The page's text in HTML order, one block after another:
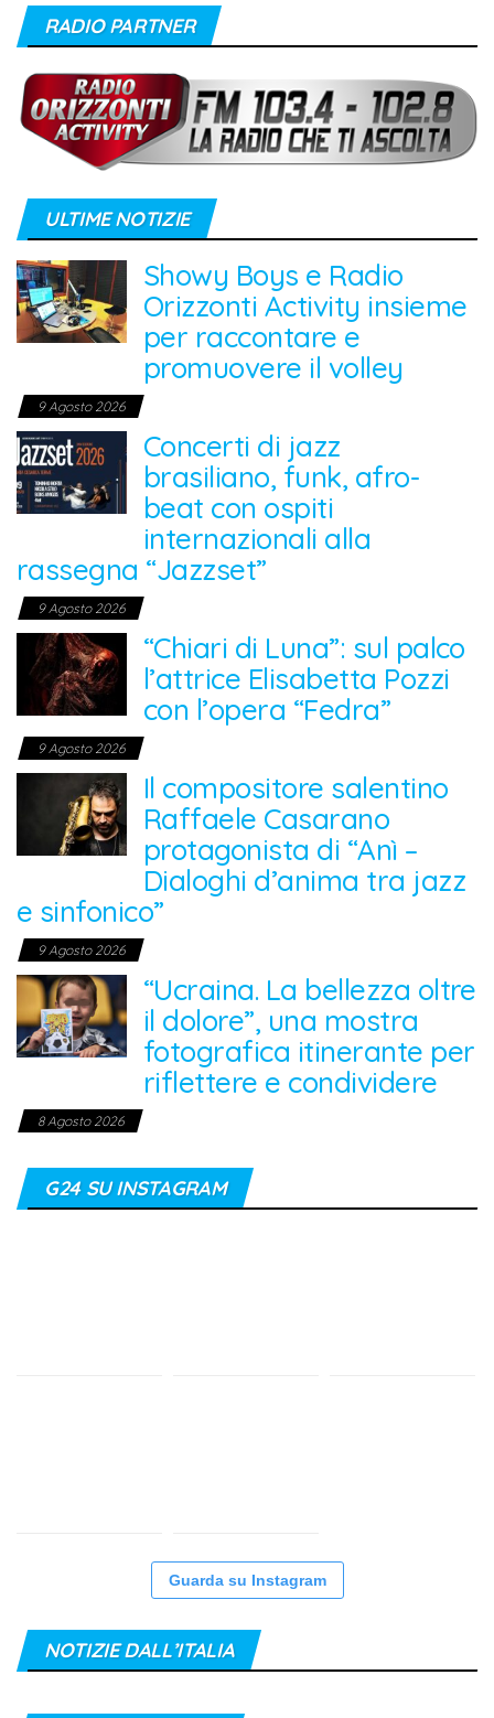
RADIO PARTNER
ULTIME NOTIZIE
Showy Boys e Radio
Orizzonti Activity insieme
per raccontare e
promuovere il volley
9 Agosto 2026
Concerti di jazz
brasiliano, funk, afro-
beat con ospiti
internazionali alla
rassegna “Jazzset”
9 Agosto 2026
“Chiari di Luna”: sul palco
l’attrice Elisabetta Pozzi
con l’opera “Fedra”
9 Agosto 2026
Il compositore salentino
Raffaele Casarano
protagonista di “Anì –
Dialoghi d’anima tra jazz
e sinfonico”
9 Agosto 2026
“Ucraina. La bellezza oltre
il dolore”, una mostra
fotografica itinerante per
riflettere e condividere
8 Agosto 2026
G24 SU INSTAGRAM
Guarda su Instagram
NOTIZIE DALL’ITALIA